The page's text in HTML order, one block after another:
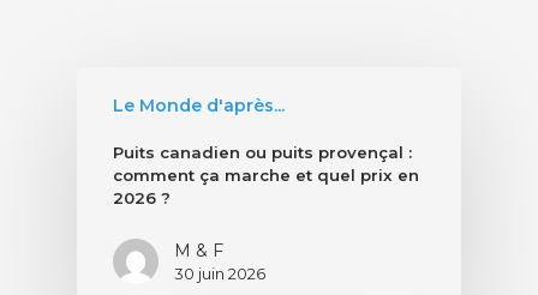
Le Monde d'après...
Puits canadien ou puits provençal :
comment ça marche et quel prix en
2026 ?
M & F
30 juin 2026